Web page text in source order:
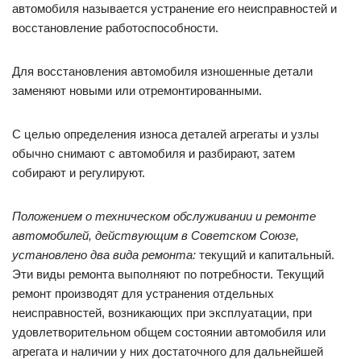
автомобиля называется устранение его неисправностей и
восстановление работоспособности.
Для восстановления автомобиля изношенные детали
заменяют новыми или отремонтированными.
С целью определения износа деталей агрегаты и узлы
обычно снимают с автомобиля и разбирают, затем
собирают и регулируют.
Положением о техническом обслуживании и ремонте
автомобилей, действующим в Советском Союзе,
установлено два вида ремонта: текущий и капитальный.
Эти виды ремонта выполняют по потребности. Текущий
ремонт производят для устранения отдельных
неисправностей, возникающих при эксплуатации, при
удовлетворительном общем состоянии автомобиля или
агрегата и наличии у них достаточного для дальнейшей